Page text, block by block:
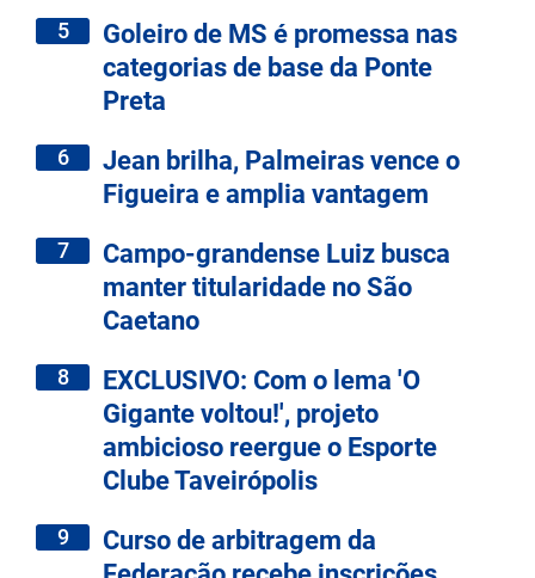
5
Goleiro de MS é promessa nas
categorias de base da Ponte
Preta
6
Jean brilha, Palmeiras vence o
Figueira e amplia vantagem
7
Campo-grandense Luiz busca
manter titularidade no São
Caetano
8
EXCLUSIVO: Com o lema 'O
Gigante voltou!', projeto
ambicioso reergue o Esporte
Clube Taveirópolis
9
Curso de arbitragem da